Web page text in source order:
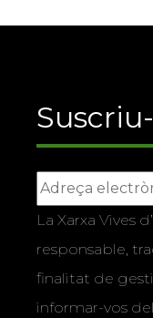
La Xarxa Vives
responsable,
finalitat de
informar-vos